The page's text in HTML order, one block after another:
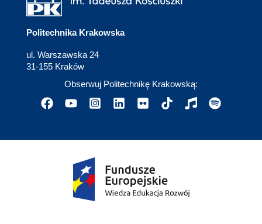
Politechnika Krakowska
ul. Warszawska 24
31-155 Kraków
Obserwuj Politechnikę Krakowską: